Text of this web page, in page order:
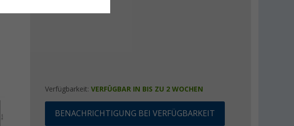
Verfügbarkeit: VERFÜGBAR IN BIS ZU 2 WOCHEN
BENACHRICHTIGUNG BEI VERFÜGBARKEIT